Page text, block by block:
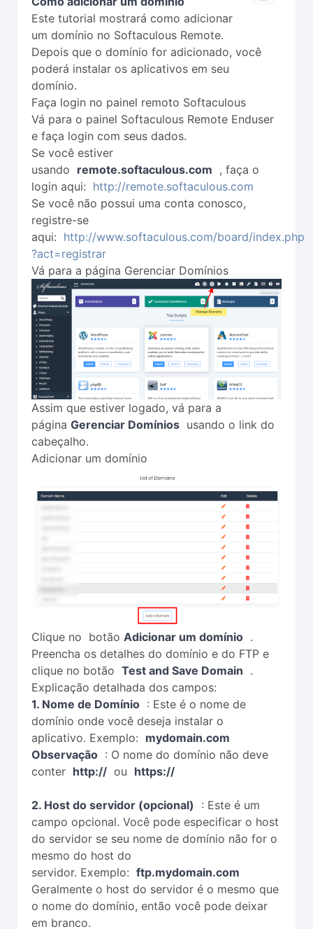
Este tutorial mostrará como adicionar
um domínio no Softaculous Remote.
Depois que o domínio for adicionado, você
poderá instalar os aplicativos em seu
domínio.
Faça login no painel remoto Softaculous
Vá para o painel Softaculous Remote Enduser
e faça login com seus dados.
Se você estiver
usando remote.softaculous.com , faça o
login aqui: http://remote.softaculous.com
Se você não possui uma conta conosco,
registre-se
aqui: http://www.softaculous.com/board/index.php
?act=registrar
Vá para a página Gerenciar Domínios
Assim que estiver logado, vá para a
página Gerenciar Domínios usando o link do
cabeçalho.
Adicionar um domínio
Clique no botão Adicionar um domínio .
Preencha os detalhes do domínio e do FTP e
clique no botão Test and Save Domain .
Explicação detalhada dos campos:
1. Nome de Domínio : Este é o nome de
domínio onde você deseja instalar o
aplicativo. Exemplo: mydomain.com
Observação : O nome do domínio não deve
conter http:// ou https://
2. Host do servidor (opcional) : Este é um
campo opcional. Você pode especificar o host
do servidor se seu nome de domínio não for o
mesmo do host do
servidor. Exemplo: ftp.mydomain.com
Geralmente o host do servidor é o mesmo que
o nome do domínio, então você pode deixar
em branco.